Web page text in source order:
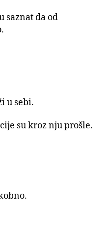
saznat da od
u sebi.
su kroz nju prošle.